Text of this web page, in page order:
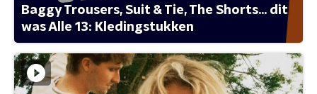
Baggy Trousers, Suit & Tie, The Shorts... dit
was Alle 13: Kledingstukken